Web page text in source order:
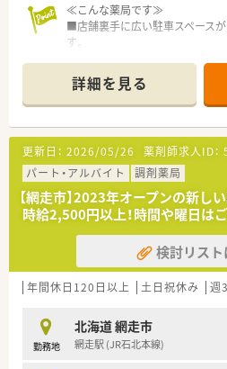
≪こんな薬局です≫
■店舗裏手に広い駐車スペース
す。
す。
■1店舗経営の為ヘルプや異動の
■国道に面しており、周辺には
気ある立地です。
≪こんな方におススメ≫
★扶養内での勤務をご希望の方
★平日のみ勤務をご希望の方
★専門性に特化した調剤を行い
詳細を見る
更新日： 2026/05/26 薬剤師求人ID：
パート・アルバイト
調剤薬局
【網走市】2023年オープンの新
時給2,500円以上！時間や曜日は
検討リスト
年間休日120日以上 土日祝休み 週
勤務地
北海道 網走市
網走駅 (JR石北本線)